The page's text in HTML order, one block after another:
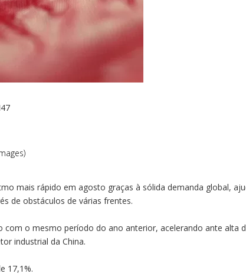
mais rápido em agosto graças à sólida demanda global,
de obstáculos de várias frentes.
o mesmo período do ano anterior, acelerando ante alta
industrial da China.
17,1%.